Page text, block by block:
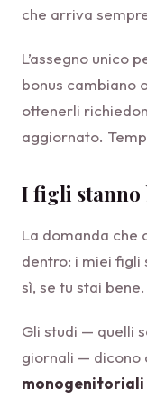
che arriva
L’assegno unico
bonus cambiano
ottenerli
aggiornato.
I figli stanno
La domanda che
dentro: i miei figli
sì, se tu stai bene.
Gli studi — quelli
giornali — dicono
monogenitoriali